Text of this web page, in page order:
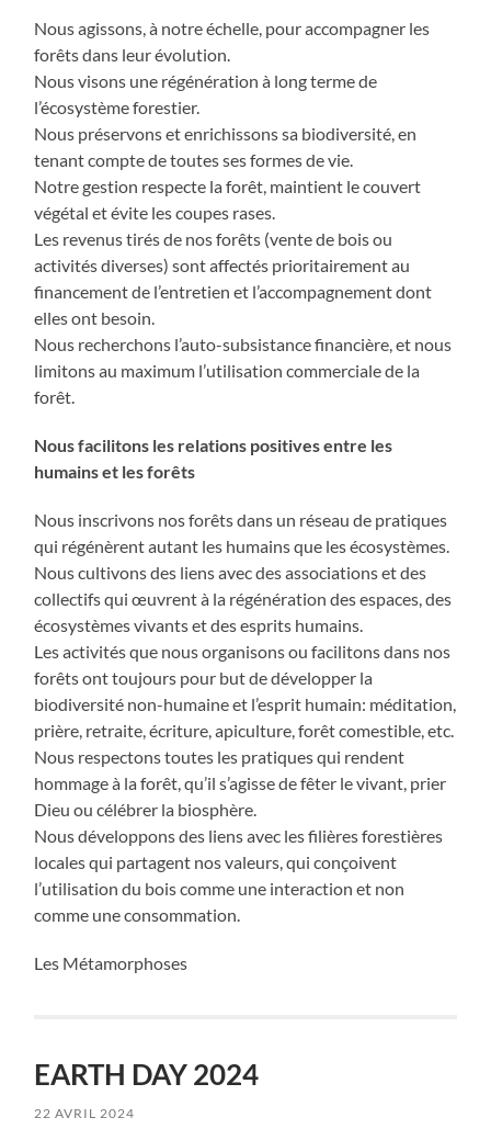
Nous agissons, à notre échelle, pour accompagner les
forêts dans leur évolution.
Nous visons une régénération à long terme de
l’écosystème forestier.
Nous préservons et enrichissons sa biodiversité, en
tenant compte de toutes ses formes de vie.
Notre gestion respecte la forêt, maintient le couvert
végétal et évite les coupes rases.
Les revenus tirés de nos forêts (vente de bois ou
activités diverses) sont affectés prioritairement au
financement de l’entretien et l’accompagnement dont
elles ont besoin.
Nous recherchons l’auto-subsistance financière, et nous
limitons au maximum l’utilisation commerciale de la
forêt.
Nous facilitons les relations positives entre les
humains et les forêts
Nous inscrivons nos forêts dans un réseau de pratiques
qui régénèrent autant les humains que les écosystèmes.
Nous cultivons des liens avec des associations et des
collectifs qui œuvrent à la régénération des espaces, des
écosystèmes vivants et des esprits humains.
Les activités que nous organisons ou facilitons dans nos
forêts ont toujours pour but de développer la
biodiversité non-humaine et l’esprit humain: méditation,
prière, retraite, écriture, apiculture, forêt comestible, etc.
Nous respectons toutes les pratiques qui rendent
hommage à la forêt, qu’il s’agisse de fêter le vivant, prier
Dieu ou célébrer la biosphère.
Nous développons des liens avec les filières forestières
locales qui partagent nos valeurs, qui conçoivent
l’utilisation du bois comme une interaction et non
comme une consommation.
Les Métamorphoses
EARTH DAY 2024
22 AVRIL 2024